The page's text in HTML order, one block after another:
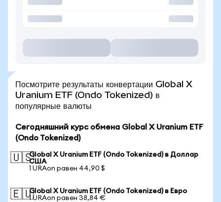
Посмотрите результаты конвертации Global X
Uranium ETF (Ondo Tokenized) в
популярные валюты
Сегодняшний курс обмена Global X Uranium ETF
(Ondo Tokenized)
🇺🇸Global X Uranium ETF (Ondo Tokenized) в Доллар
США
1 URAon равен 44,90 $
🇪🇺Global X Uranium ETF (Ondo Tokenized) в Евро
1 URAon равен 38,84 €